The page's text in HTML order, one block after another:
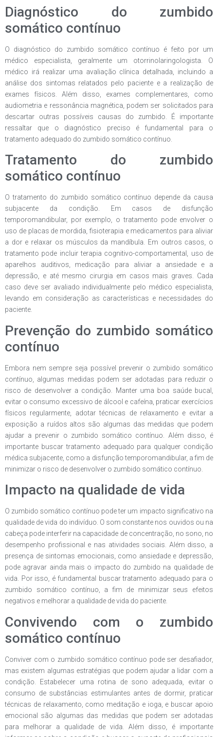
Diagnóstico do zumbido
somático contínuo
O diagnóstico do zumbido somático contínuo é feito por um
médico especialista, geralmente um otorrinolaringologista. O
médico irá realizar uma avaliação clínica detalhada, incluindo a
análise dos sintomas relatados pelo paciente e a realização de
exames físicos. Além disso, exames complementares, como
audiometria e ressonância magnética, podem ser solicitados para
descartar outras possíveis causas do zumbido. É importante
ressaltar que o diagnóstico preciso é fundamental para o
tratamento adequado do zumbido somático contínuo.
Tratamento do zumbido
somático contínuo
O tratamento do zumbido somático contínuo depende da causa
subjacente da condição. Em casos de disfunção
temporomandibular, por exemplo, o tratamento pode envolver o
uso de placas de mordida, fisioterapia e medicamentos para aliviar
a dor e relaxar os músculos da mandíbula. Em outros casos, o
tratamento pode incluir terapia cognitivo-comportamental, uso de
aparelhos auditivos, medicação para aliviar a ansiedade e a
depressão, e até mesmo cirurgia em casos mais graves. Cada
caso deve ser avaliado individualmente pelo médico especialista,
levando em consideração as características e necessidades do
paciente.
Prevenção do zumbido somático
contínuo
Embora nem sempre seja possível prevenir o zumbido somático
contínuo, algumas medidas podem ser adotadas para reduzir o
risco de desenvolver a condição. Manter uma boa saúde bucal,
evitar o consumo excessivo de álcool e cafeína, praticar exercícios
físicos regularmente, adotar técnicas de relaxamento e evitar a
exposição a ruídos altos são algumas das medidas que podem
ajudar a prevenir o zumbido somático contínuo. Além disso, é
importante buscar tratamento adequado para qualquer condição
médica subjacente, como a disfunção temporomandibular, a fim de
minimizar o risco de desenvolver o zumbido somático contínuo.
Impacto na qualidade de vida
O zumbido somático contínuo pode ter um impacto significativo na
qualidade de vida do indivíduo. O som constante nos ouvidos ou na
cabeça pode interferir na capacidade de concentração, no sono, no
desempenho profissional e nas atividades sociais. Além disso, a
presença de sintomas emocionais, como ansiedade e depressão,
pode agravar ainda mais o impacto do zumbido na qualidade de
vida. Por isso, é fundamental buscar tratamento adequado para o
zumbido somático contínuo, a fim de minimizar seus efeitos
negativos e melhorar a qualidade de vida do paciente.
Convivendo com o zumbido
somático contínuo
Conviver com o zumbido somático contínuo pode ser desafiador,
mas existem algumas estratégias que podem ajudar a lidar com a
condição. Estabelecer uma rotina de sono adequada, evitar o
consumo de substâncias estimulantes antes de dormir, praticar
técnicas de relaxamento, como meditação e ioga, e buscar apoio
emocional são algumas das medidas que podem ser adotadas
para melhorar a qualidade de vida. Além disso, é importante